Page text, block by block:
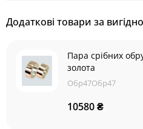
Додаткові товари за
Пара срібних
золота
Обр47Обр47
10580 ₴